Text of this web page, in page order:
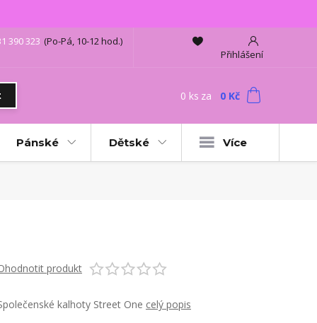
Přihlášení
390 323 (Po-Pá, 10-12 hod.)
0 ks za 0 Kč
Pánské Dětské Více
produkt
kalhoty Street One celý popis